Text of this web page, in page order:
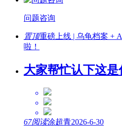
问题咨询
置顶重磅上线 | 乌龟档案 +
啦！
大家帮忙认下这
67阅读涂超青2026-6-30